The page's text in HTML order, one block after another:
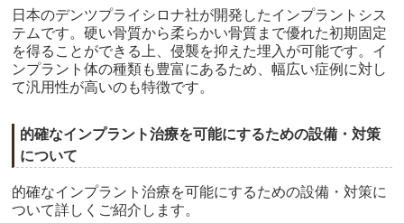
日本のデンツプライシロナ社が開発したインプラントシス
テムです。硬い骨質から柔らかい骨質まで優れた初期固定
を得ることができる上、侵襲を抑えた埋入が可能です。イ
ンプラント体の種類も豊富にあるため、幅広い症例に対し
て汎用性が高いのも特徴です。
的確なインプラント治療を可能にするための設備・対策
について
的確なインプラント治療を可能にするための設備・対策に
ついて詳しくご紹介します。